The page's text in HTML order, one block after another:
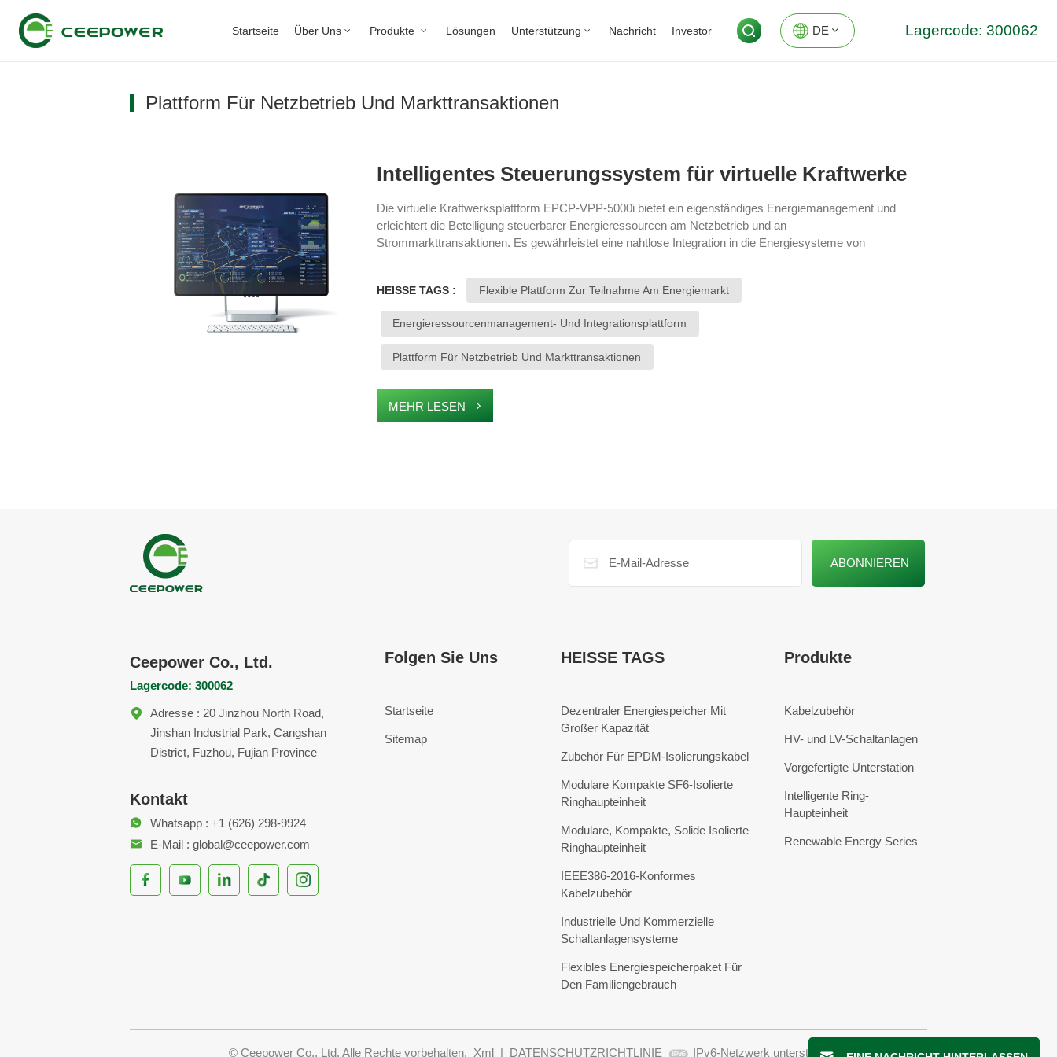
Startseite Über Uns Produkte Lösungen Unterstützung Nachricht Investor DE Lagercode: 300062
Plattform Für Netzbetrieb Und Markttransaktionen
Intelligentes Steuerungssystem für virtuelle Kraftwerke
Die virtuelle Kraftwerksplattform EPCP-VPP-5000i bietet ein eigenständiges Energiemanagement und
erleichtert die Beteiligung steuerbarer Energieressourcen am Netzbetrieb und an
Strommarkttransaktionen. Es gewährleistet eine nahtlose Integration in die Energiesysteme von
dezentrales Energiemanagement und Marktflexibilität ermöglicht.
HEISSE TAGS : Flexible Plattform Zur Teilnahme Am Energiemarkt
Energieressourcenmanagement- Und Integrationsplattform
Plattform Für Netzbetrieb Und Markttransaktionen
MEHR LESEN
Ceepower Co., Ltd.
Lagercode: 300062
Adresse : 20 Jinzhou North Road,
Jinshan Industrial Park, Cangshan
District, Fuzhou, Fujian Province
Kontakt
Whatsapp : +1 (626) 298-9924
E-Mail : global@ceepower.com
Folgen Sie Uns
Startseite
Sitemap
HEISSE TAGS
Dezentraler Energiespeicher Mit
Großer Kapazität
Zubehör Für EPDM-Isolierungskabel
Modulare Kompakte SF6-Isolierte
Ringhaupteinheit
Modulare, Kompakte, Solide Isolierte
Ringhaupteinheit
IEEE386-2016-Konformes
Kabelzubehör
Industrielle Und Kommerzielle
Schaltanlagensysteme
Flexibles Energiespeicherpaket Für
Den Familiengebrauch
Produkte
Kabelzubehör
HV- und LV-Schaltanlagen
Vorgefertigte Unterstation
Intelligente Ring-
Haupteinheit
Renewable Energy Series
© Ceepower Co., Ltd. Alle Rechte vorbehalten. Xml | DATENSCHUTZRICHTLINIE IPv6-Netzwerk unterstützt